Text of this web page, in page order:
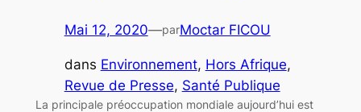
Mai 12, 2020—parMoctar FICOU
dans Environnement, Hors Afrique
Revue de Presse, Santé Publique
La principale préoccupation mondiale aujourd’hui est